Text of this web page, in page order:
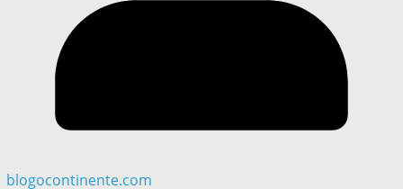
blogocontinente.com